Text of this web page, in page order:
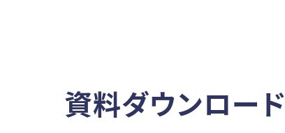
資料ダウンロード